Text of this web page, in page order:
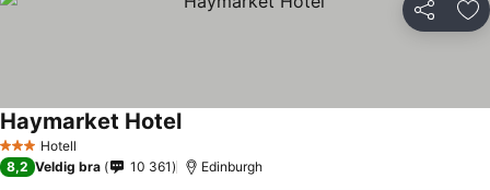
Del
3 StjernerHotell
Haymarket Hotel
8,2 Veldig bra 10 361 Edinburgh